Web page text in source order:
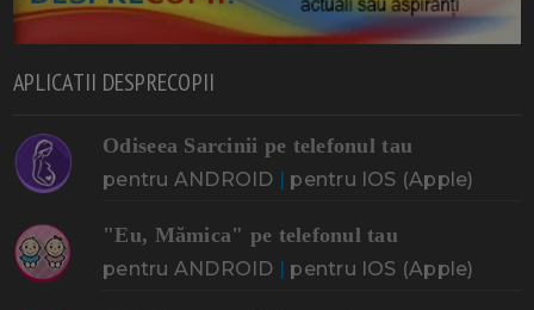
APLICATII DESPRECOPII
Odiseea Sarcinii pe telefonul tau
pentru ANDROID | pentru IOS (Apple)
"Eu, Mămica" pe telefonul tau
pentru ANDROID | pentru IOS (Apple)